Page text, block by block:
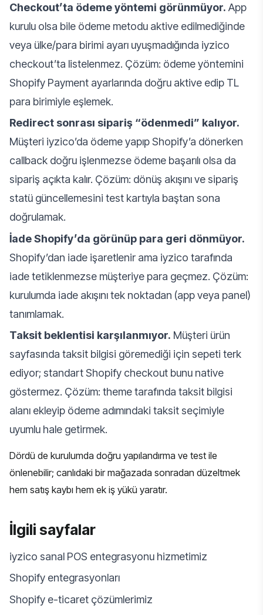
Checkout’ta ödeme yöntemi görünmüyor. App
kurulu olsa bile ödeme metodu aktive edilmediğinde
veya ülke/para birimi ayarı uyuşmadığında iyzico
checkout’ta listelenmez. Çözüm: ödeme yöntemini
Shopify Payment ayarlarında doğru aktive edip TL
para birimiyle eşlemek.
Redirect sonrası sipariş “ödenmedi” kalıyor.
Müşteri iyzico’da ödeme yapıp Shopify’a dönerken
callback doğru işlenmezse ödeme başarılı olsa da
sipariş açıkta kalır. Çözüm: dönüş akışını ve sipariş
statü güncellemesini test kartıyla baştan sona
doğrulamak.
İade Shopify’da görünüp para geri dönmüyor.
Shopify’dan iade işaretlenir ama iyzico tarafında
iade tetiklenmezse müşteriye para geçmez. Çözüm:
kurulumda iade akışını tek noktadan (app veya panel)
tanımlamak.
Taksit beklentisi karşılanmıyor. Müşteri ürün
sayfasında taksit bilgisi göremediği için sepeti terk
ediyor; standart Shopify checkout bunu native
göstermez. Çözüm: theme tarafında taksit bilgisi
alanı ekleyip ödeme adımındaki taksit seçimiyle
uyumlu hale getirmek.
Dördü de kurulumda doğru yapılandırma ve test ile
önlenebilir; canlıdaki bir mağazada sonradan düzeltmek
hem satış kaybı hem ek iş yükü yaratır.
İlgili sayfalar
iyzico sanal POS entegrasyonu hizmetimiz
Shopify entegrasyonları
Shopify e-ticaret çözümlerimiz